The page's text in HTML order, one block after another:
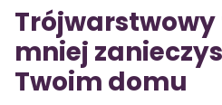
Trójwarstwowy
mniej
Twoim domu